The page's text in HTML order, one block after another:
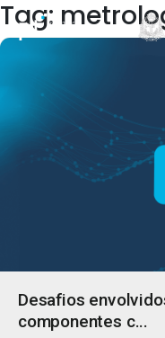
Tag:
Desafios
componentes c...